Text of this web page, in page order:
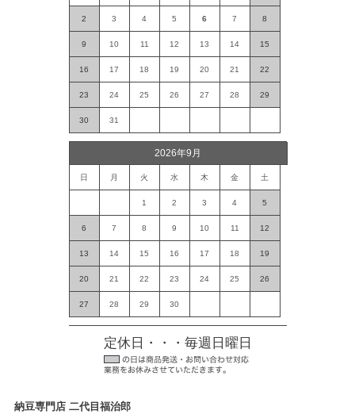
2 3 4 5 6 7 8
9 10 11 12 13 14 15
16 17 18 19 20 21 22
23 24 25 26 27 28 29
30 31
2026年9月
日 月 火 水 木 金 土
1 2 3 4 5
6 7 8 9 10 11 12
13 14 15 16 17 18 19
20 21 22 23 24 25 26
27 28 29 30
定休日・・・毎週日曜日
納豆専門店 二代目福治郎